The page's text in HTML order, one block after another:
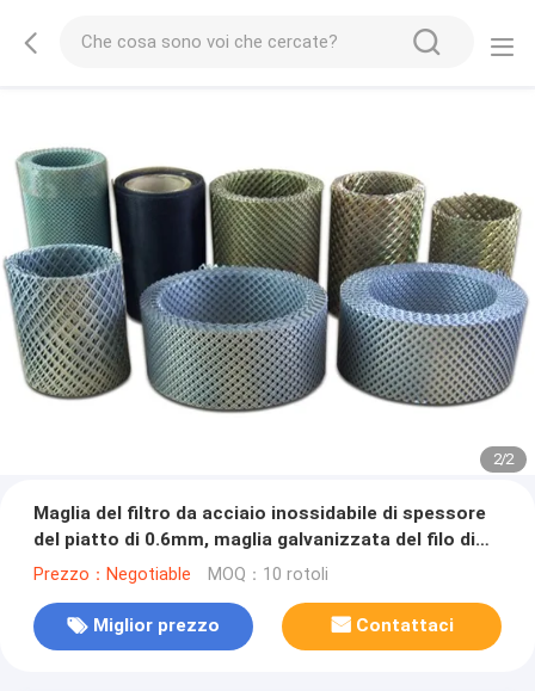
2/2
Maglia del filtro da acciaio inossidabile di spessore
del piatto di 0.6mm, maglia galvanizzata del filo di
acciaio
Prezzo：Negotiable MOQ：10 rotoli
Miglior prezzo Contattaci